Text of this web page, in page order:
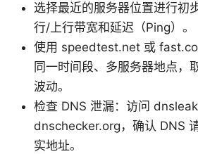
选择最近的服务器位置进行初
行/上行带宽和延迟（Ping）。
使用 speedtest.net 或
同一时间段、多服务器地点，
波动。
检查 DNS 泄漏：访问
dnschecker.org，确认 DNS
实地址。